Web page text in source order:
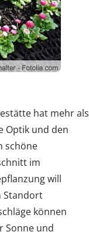
hat mehr als
Optik und den
schöne
im
will
Standort
können
Sonne und